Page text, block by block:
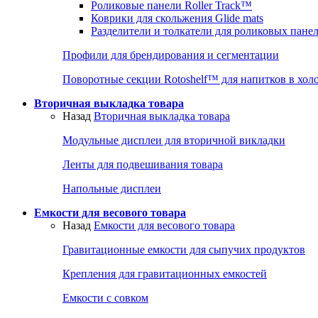
Роликовые панели Roller Track™
Коврики для скольжения Glide mats
Разделители и толкатели для роликовых
Профили для брендирования и сегментации
Поворотные секции Rotoshelf™ для напитков в
Вторичная выкладка товара
Назад Вторичная выкладка товара
Модульные дисплеи для вторичной викладки
Ленты для подвешивания товара
Напольные дисплеи
Емкости для весового товара
Назад Емкости для весового товара
Гравитационные емкости для сыпучих продуктов
Крепления для гравитационных емкостей
Емкости с совком